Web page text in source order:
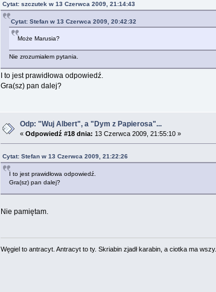
Cytat: szczutek w 13 Czerwca 2009, 21:14:43
Cytat: Stefan w 13 Czerwca 2009, 20:42:32
Może Marusia?
Nie zrozumiałem pytania.
I to jest prawidłowa odpowiedź.
Gra(sz) pan dalej?
Odp: "Wuj Albert", a "Dym z Papierosa"...
«Odpowiedź #18 dnia: 13 Czerwca 2009, 21:55:10 »
Cytat: Stefan w 13 Czerwca 2009, 21:22:26
I to jest prawidłowa odpowiedź.
Gra(sz) pan dalej?
Nie pamiętam.
Węgiel to antracyt. Antracyt to ty. Skriabin zjadł karabin, a ciotka ma wszy.